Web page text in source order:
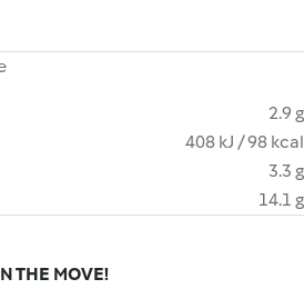
2.9 g
408 kJ / 98 kcal
3.3 g
14.1 g
THE MOVE!